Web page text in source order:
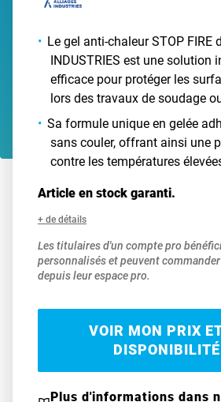
Le gel anti-chaleur STOP FIRE
INDUSTRIES est une solution
efficace pour protéger les
lors des travaux de soudage
Sa formule unique en gelée
sans couler, offrant ainsi une
contre les températures
Article en stock garanti.
+ de détails
Les titulaires d'un compte pro
personnalisés et peuvent
depuis leur espace pro.
VOIR MON PRIX
DISPONIBILITÉ
Plus d'informations dans